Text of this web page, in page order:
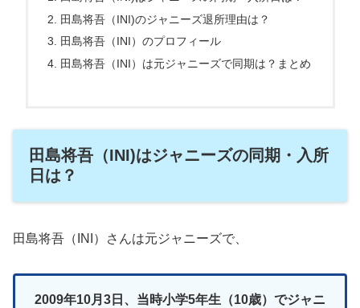
田島将吾（INI)のジャニーズ退所理由は？
田島将吾（INI）のプロフィール
田島将吾（INI）は元ジャニーズで同期は？まとめ
田島将吾（INI)はジャニーズの同期・入所
日は？
田島将吾（INI）さんは元ジャニーズで、
2009年10月3日、当時小学5年生（10歳）でジャニ